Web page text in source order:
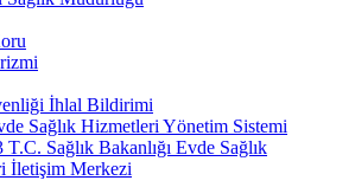
İhlal Bildirimi
Sağlık Hizmetleri Yönetim Sistemi
Sağlık Bakanlığı Evde Sağlık
İletişim Merkezi